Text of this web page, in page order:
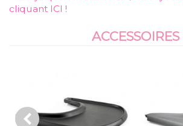
cliquant ICI !
ACCESSOIRES